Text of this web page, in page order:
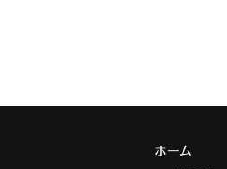
ホーム